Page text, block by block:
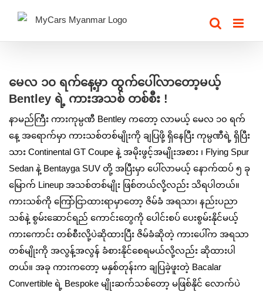
content
Larger
Image
မေလ ၁၀ ရက်နေ့မှာ ထွက်ပေါ်လာတော့မယ့်
Bentley ရဲ့ ကားအသစ် တစ်စီး !
နာမည်ကြီး ကားကုမ္ပဏီ Bentley ကတော့ လာမယ့် မေလ ၁၀ ရက်
နေ့ အရောက်မှာ ကားသစ်တစ်မျိုးကို ချပြဖို့ ရှိနေပြီး ကုမ္ပဏီရဲ့ ရှိပြီး
သား Continental GT Coupe နဲ့ အမိုးဖွင့်အမျိုးအစား ၊ Flying Spur
Sedan နဲ့ Bentayga SUV တို့ အပြီးမှာ ပေါ်လာမယ့် နောက်ထပ် ၅ ခု
မြောက် Lineup အသစ်တစ်မျိုး ဖြစ်တယ်လို့လည်း သိရပါတယ်။
ကားသစ်ကို ကြော်ငြာထားရာမှာတော့ ဇိမ်ခံ အရသာ၊ နည်းပညာ
သစ်နဲ့ စွမ်းဆောင်ရည် ကောင်းတွေကို ပေါင်းစပ် ပေးစွမ်းနိုင်မယ့်
ကားကောင်း တစ်စီးလို့ပဲဆိုထားပြီး ဇိမ်ခံဆိုတဲ့ ကားပေါ်က အရသာ
တစ်မျိုးကို အလွန့်အလွန် ခံစားနိုင်စေရမယ်လို့လည်း ဆိုထားပါ
တယ်။ အခု ကားကတော့ မနှစ်တုန်းက ချပြခဲ့ဖူးတဲ့ Bacalar
Convertible ရဲ့ Bespoke မျိုးဆက်သစ်တော့ မဖြစ်နိုင် လောက်ပဲ